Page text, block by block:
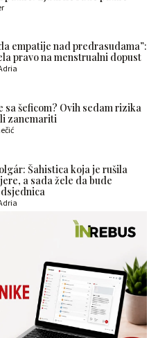
empatije nad predrasudama”:
pravo na menstrualni dopust
sa šeficom? Ovih sedam rizika
zanemariti
Šahistica koja je rušila
a sada žele da bude